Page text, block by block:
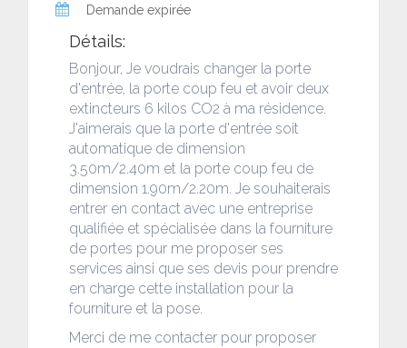
Demande expirée
Détails:
Bonjour, Je voudrais changer la porte
d'entrée, la porte coup feu et avoir deux
extincteurs 6 kilos CO2 à ma résidence.
J'aimerais que la porte d'entrée soit
automatique de dimension
3.50m/2.40m et la porte coup feu de
dimension 1.90m/2.20m. Je souhaiterais
entrer en contact avec une entreprise
qualifiée et spécialisée dans la fourniture
de portes pour me proposer ses
services ainsi que ses devis pour prendre
en charge cette installation pour la
fourniture et la pose.
Merci de me contacter pour proposer